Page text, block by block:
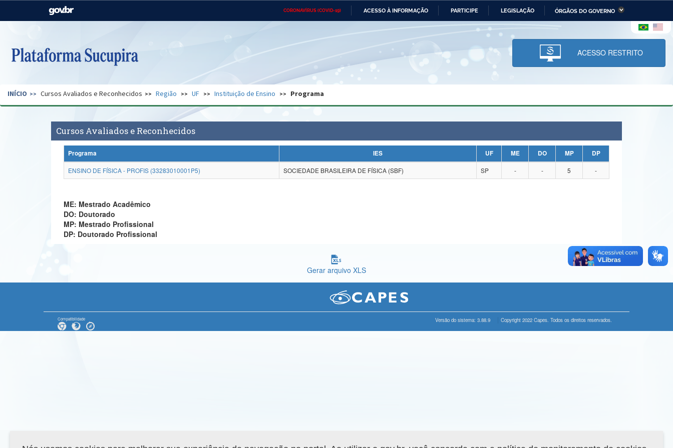
CORONAVÍRUS (COVID-19) ACESSO À INFORMAÇÃO PARTICIPE LEGISLAÇÃO ÓRGÃOS DO GOVERNO
Casa Civil Ministério das Relações Ministério da Economia Ministério da Infraestrutura
Pecuária e Abastecimento
Ministério da Ciência,
Tecnologia, Inovações e
Comunicações
Ministério do Desenvolvimento
Regional e dos Direitos Humanos
Secretaria de Governo Gabinete de Segurança Advocacia-Geral da União Banco Central do Brasil Planalto
ACESSO RESTRITO
INÍCIO Cursos Avaliados e Reconhecidos Região UF Instituição de Ensino Programa
Cursos Avaliados e Reconhecidos
Programa IES UF ME DO MP
DP
ENSINO DE FÍSICA - PROFIS (33283010001P5)
SOCIEDADE BRASILEIRA DE FÍSICA (SBF) SP - - 5 -
ME: Mestrado Acadêmico
DO: Doutorado
MP: Mestrado Profissional
DP: Doutorado Profissional
Gerar arquivo XLS
Compatibilidade Versão do sistema: 3.88.9 Copyright 2022 Capes. Todos os direitos reservados.